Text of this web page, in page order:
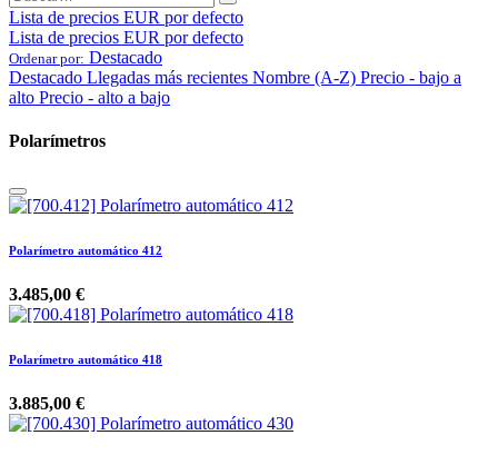
Lista de precios EUR por defecto
Lista de precios EUR por defecto
Ordenar por: Destacado
Destacado Llegadas más recientes Nombre (A-Z) Precio - bajo a
alto Precio - alto a bajo
Polarímetros
Polarímetro automático 412
3.485,00 €
Polarímetro automático 418
3.885,00 €